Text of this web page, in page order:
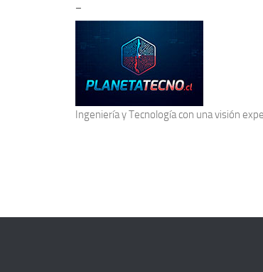
–
Ingeniería y Tecnologíacon una visión